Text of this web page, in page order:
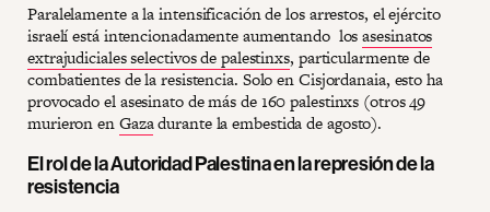
Paralelamente a la intensificación de los arrestos, el ejército
israelí está intencionadamente aumentando losasesinatos
extrajudiciales selectivos de palestinxs, particularmente de
combatientes de la resistencia. Solo en Cisjordanaia, esto ha
provocado el asesinato de más de 160 palestinxs (otros 49
murieron enGazadurante la embestida de agosto).
El rol de la Autoridad Palestina en la represión de la
resistencia